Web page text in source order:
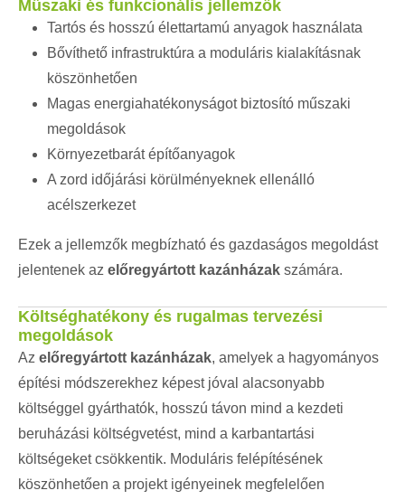
Műszaki és funkcionális jellemzők
Tartós és hosszú élettartamú anyagok használata
Bővíthető infrastruktúra a moduláris kialakításnak
köszönhetően
Magas energiahatékonyságot biztosító műszaki
megoldások
Környezetbarát építőanyagok
A zord időjárási körülményeknek ellenálló
acélszerkezet
Ezek a jellemzők megbízható és gazdaságos megoldást
jelentenek az előregyártott kazánházak számára.
Költséghatékony és rugalmas tervezési
megoldások
Az előregyártott kazánházak, amelyek a hagyományos
építési módszerekhez képest jóval alacsonyabb
költséggel gyárthatók, hosszú távon mind a kezdeti
beruházási költségvetést, mind a karbantartási
költségeket csökkentik. Moduláris felépítésének
köszönhetően a projekt igényeinek megfelelően